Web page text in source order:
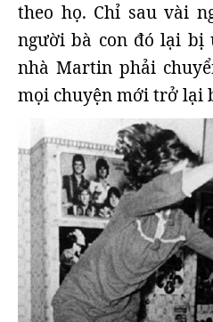
theo họ. Chỉ sau vài
người bà con đó lại bị
nhà Martin phải
mọi chuyện mới trở lại